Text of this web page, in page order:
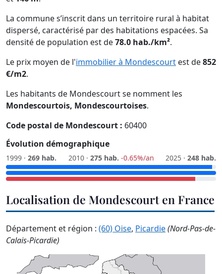
La commune s’inscrit dans un territoire rural à habitat
dispersé, caractérisé par des habitations espacées. Sa
densité de population est de78.0 hab./km².
Le prix moyen de l'immobilier à Mondescourt est de852
€/m2.
Les habitants de Mondescourt se nomment les
Mondescourtois, Mondescourtoises.
Code postal de Mondescourt : 60400
Évolution démographique
1999 · 269 hab. 2010 · 275 hab. -0.65%/an 2025 · 248 hab.
Localisation de Mondescourt en France
Département et région : (60) Oise, Picardie(Nord-Pas-de-
Calais-Picardie)